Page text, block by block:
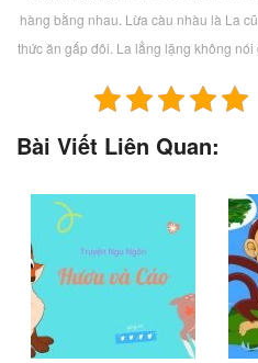
hàng bằng nhau. Lừa càu nhàu là La
thức ăn gấp đôi. La lẳng lặng không
Bài Viết Liên Quan: